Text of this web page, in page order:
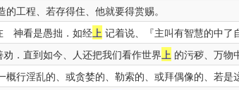
的工程、若存得住、他就要得赏赐。
神看是愚拙．如经上 记着说、『主叫有智慧的中了
．直到如今、人还把我们看作世界上 的污秽、万物
概行淫乱的、或贪婪的、勒索的、或拜偶像的、若是